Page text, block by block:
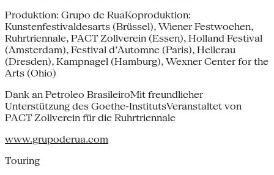
Produktion: Grupo de RuaKoproduktion:
Kunstenfestivaldesarts (Brüssel), Wiener Festwochen,
Ruhrtriennale, PACT Zollverein (Essen), Holland Festival
(Amsterdam), Festival d’Automne (Paris), Hellerau
(Dresden), Kampnagel (Hamburg), Wexner Center for the
Arts (Ohio)
Dank an Petroleo BrasileiroMit freundlicher
Unterstützung des Goethe-InstitutsVeranstaltet von
PACT Zollverein für die Ruhrtriennale
www.grupoderua.com
Touring